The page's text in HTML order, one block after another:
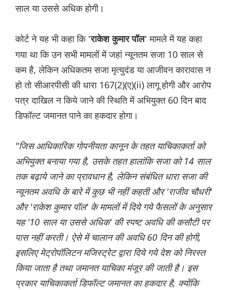
साल या उससे अधिक होगी।
कोर्ट ने यह भी कहा कि 'राकेश कुमार पॉल' मामले में यह कहा
गया था कि उन सभी मामलों में जहां न्यूनतम सजा 10 साल से
कम है, लेकिन अधिकतम सजा मृत्युदंड या आजीवन कारावास न
हो तो सीआरपीसी की धारा 167(2)(ए)(ii) लागू होगी और आरोप
पत्र दाखिल न किये जाने की स्थिति में अभियुक्त 60 दिन बाद
डिफॉल्ट जमानत पाने का हकदार होगा।
"जिस आधिकारिक गोपनीयता कानून के तहत याचिकाकर्ता को
अभियुक्त बनाया गया है, उसके तहत हालांकि सजा को 14 साल
तक बढ़ाये जाने का प्रावधान है, लेकिन संबंधित धारा सजा की
न्यूनतम अवधि के बारे में कुछ भी नहीं कहती और 'राजीव चौधरी'
और 'राकेश कुमार पॉल' के मामलों में दिये गये फैसलों के अनुसार
यह '10 साल या उससे अधिक' की स्पष्ट अवधि की कसौटी पर
पास नहीं करती। ऐसे में चालान की अवधि 60 दिन की होगी,
इसलिए मेट्रोपॉलिटन मजिस्ट्रेट द्वारा दिये गये देश को निरस्त
किया जाता है तथा जमानत याचिका मंजूर की जाती है। इस
प्रकार याचिकाकर्ता डिफॉल्ट जमानत का हकदार है, क्योंकि